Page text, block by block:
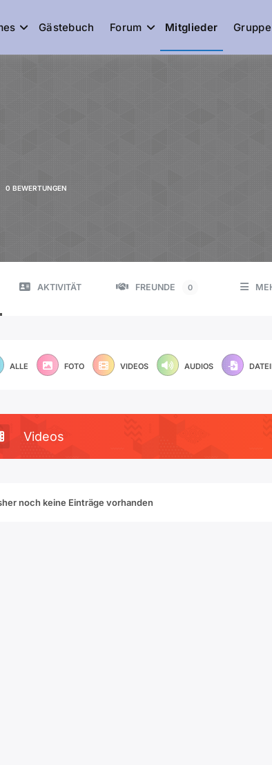
Gästebuch Forum Mitglieder
0 BEWERTUNGEN
AKTIVITÄT FREUNDE 0
ALLE FOTO VIDEOS AUDIOS
Videos
noch keine Einträge vorhanden